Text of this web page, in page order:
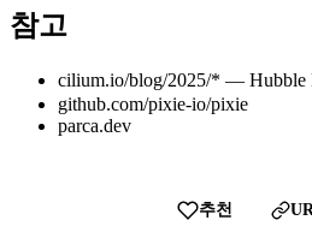
참고
cilium.io/blog/2025/* — Hubble
github.com/pixie-io/pixie
parca.dev
추천